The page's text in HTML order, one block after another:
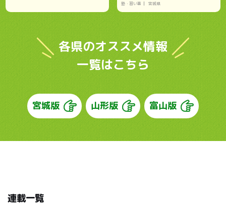
塾・習い事 宮城県
各県のオススメ情報
一覧はこちら
宮城版 山形版 富山版
連載一覧